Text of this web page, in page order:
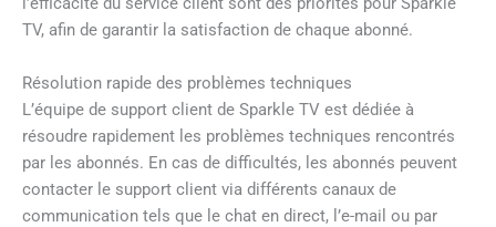
TV, afin de garantir la satisfaction de chaque abonné.
Résolution rapide des problèmes techniques
L’équipe de support client de Sparkle TV est dédiée à
résoudre rapidement les problèmes techniques rencontrés
par les abonnés. En cas de difficultés, les abonnés peuvent
contacter le support client via différents canaux de
communication tels que le chat en direct, l’e-mail ou par